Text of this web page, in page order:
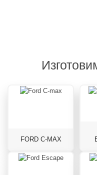
FORD C-MAX